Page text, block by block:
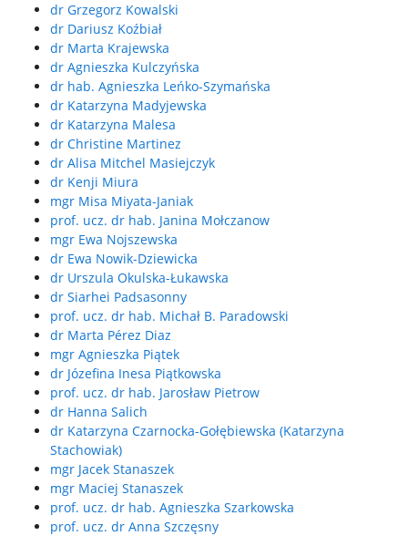
dr Grzegorz Kowalski
dr Dariusz Koźbiał
dr Marta Krajewska
dr Agnieszka Kulczyńska
dr hab. Agnieszka Leńko-Szymańska
dr Katarzyna Madyjewska
dr Katarzyna Malesa
dr Christine Martinez
dr Alisa Mitchel Masiejczyk
dr Kenji Miura
mgr Misa Miyata-Janiak
prof. ucz. dr hab. Janina Mołczanow
mgr Ewa Nojszewska
dr Ewa Nowik-Dziewicka
dr Urszula Okulska-Łukawska
dr Siarhei Padsasonny
prof. ucz. dr hab. Michał B. Paradowski
dr Marta Pérez Diaz
mgr Agnieszka Piątek
dr Józefina Inesa Piątkowska
prof. ucz. dr hab. Jarosław Pietrow
dr Hanna Salich
dr Katarzyna Czarnocka-Gołębiewska (Katarzyna
Stachowiak)
mgr Jacek Stanaszek
mgr Maciej Stanaszek
prof. ucz. dr hab. Agnieszka Szarkowska
prof. ucz. dr Anna Szczęsny